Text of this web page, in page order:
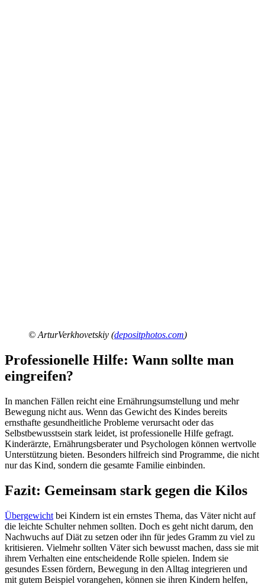
© ArturVerkhovetskiy (depositphotos.com)
Professionelle Hilfe: Wann sollte man
eingreifen?
In manchen Fällen reicht eine Ernährungsumstellung und mehr
Bewegung nicht aus. Wenn das Gewicht des Kindes bereits
ernsthafte gesundheitliche Probleme verursacht oder das
Selbstbewusstsein stark leidet, ist professionelle Hilfe gefragt.
Kinderärzte, Ernährungsberater und Psychologen können wertvolle
Unterstützung bieten. Besonders hilfreich sind Programme, die nicht
nur das Kind, sondern die gesamte Familie einbinden.
Fazit: Gemeinsam stark gegen die Kilos
Übergewicht bei Kindern ist ein ernstes Thema, das Väter nicht auf
die leichte Schulter nehmen sollten. Doch es geht nicht darum, den
Nachwuchs auf Diät zu setzen oder ihn für jedes Gramm zu viel zu
kritisieren. Vielmehr sollten Väter sich bewusst machen, dass sie mit
ihrem Verhalten eine entscheidende Rolle spielen. Indem sie
gesundes Essen fördern, Bewegung in den Alltag integrieren und
mit gutem Beispiel vorangehen, können sie ihren Kindern helfen,